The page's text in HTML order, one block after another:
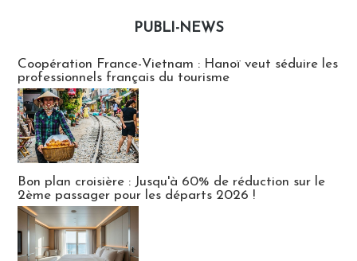
PUBLI-NEWS
Coopération France-Vietnam : Hanoï veut séduire les
professionnels français du tourisme
Bon plan croisière : Jusqu'à 60% de réduction sur le
2ème passager pour les départs 2026 !